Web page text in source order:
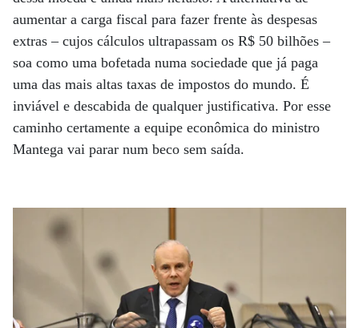
aumentar a carga fiscal para fazer frente às despesas
extras – cujos cálculos ultrapassam os R$ 50 bilhões –
soa como uma bofetada numa sociedade que já paga
uma das mais altas taxas de impostos do mundo. É
inviável e descabida de qualquer justificativa. Por esse
caminho certamente a equipe econômica do ministro
Mantega vai parar num beco sem saída.